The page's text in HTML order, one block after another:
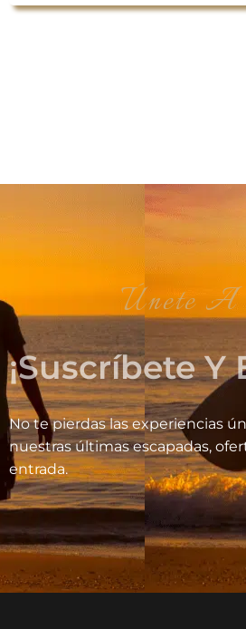
Únete A
¡Suscríbete Y
No te pierdas las experiencias
nuestras últimas escapadas,
entrada.